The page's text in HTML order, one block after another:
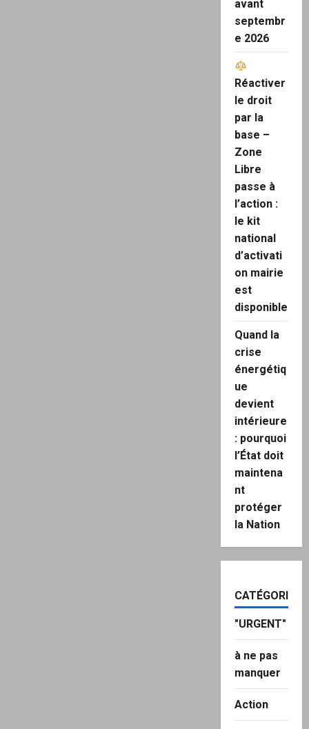
avant
septembr
e 2026
Réactiver
le droit
par la
base –
Zone
Libre
passe à
l’action :
le kit
national
d’activati
on mairie
est
disponible
Quand la
crise
énergétiq
ue
devient
intérieure
: pourquoi
l’État doit
maintena
nt
protéger
la Nation
CATÉGORIES
"URGENT"
à ne pas
manquer
Action